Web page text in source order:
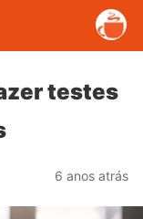
testes
6 anos atrás